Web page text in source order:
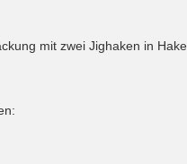
mit zwei Jighaken in